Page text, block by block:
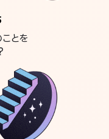
とを